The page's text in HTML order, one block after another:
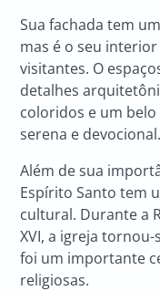
Sua fachada tem
mas é o seu
visitantes. O
detalhes
coloridos e um
serena e devocional.
Além de sua
Espírito Santo tem
cultural. Durante a
XVI, a igreja
foi um importante
religiosas.